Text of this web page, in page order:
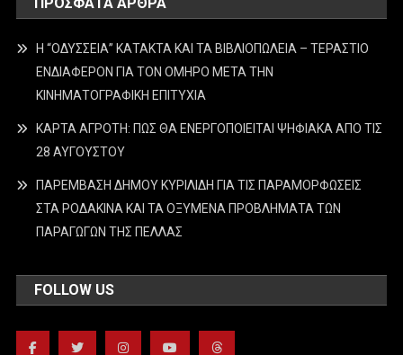
Η “ΟΔΥΣΣΕΙΑ” ΚΑΤΑΚΤΑ ΚΑΙ ΤΑ ΒΙΒΛΙΟΠΩΛΕΙΑ – ΤΕΡΑΣΤΙΟ
ΕΝΔΙΑΦΕΡΟΝ ΓΙΑ ΤΟΝ ΟΜΗΡΟ ΜΕΤΑ ΤΗΝ
ΚΙΝΗΜΑΤΟΓΡΑΦΙΚΗ ΕΠΙΤΥΧΙΑ
ΚΑΡΤΑ ΑΓΡΟΤΗ: ΠΩΣ ΘΑ ΕΝΕΡΓΟΠΟΙΕΙΤΑΙ ΨΗΦΙΑΚΑ ΑΠΟ ΤΙΣ
28 ΑΥΓΟΥΣΤΟΥ
ΠΑΡΕΜΒΑΣΗ ΔΗΜΟΥ ΚΥΡΙΛΙΔΗ ΓΙΑ ΤΙΣ ΠΑΡΑΜΟΡΦΩΣΕΙΣ
ΣΤΑ ΡΟΔΑΚΙΝΑ ΚΑΙ ΤΑ ΟΞΥΜΕΝΑ ΠΡΟΒΛΗΜΑΤΑ ΤΩΝ
ΠΑΡΑΓΩΓΩΝ ΤΗΣ ΠΕΛΛΑΣ
FOLLOW US